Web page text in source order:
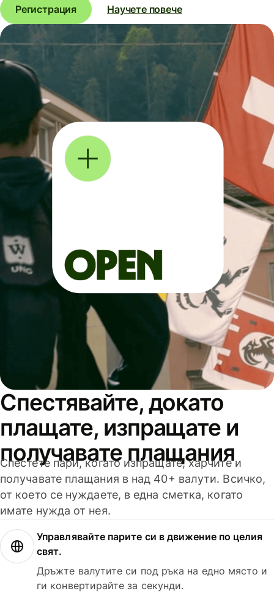
Регистрация Научете повече
Спестявайте, докато
плащате, изпращате и
получавате плащания
Спестете пари, когато изпращате, харчите и
получавате плащания в над 40+ валути. Всичко,
от което се нуждаете, в една сметка, когато
имате нужда от нея.
Управлявайте парите си в движение по целия
свят.
Дръжте валутите си под ръка на едно място и
ги конвертирайте за секунди.